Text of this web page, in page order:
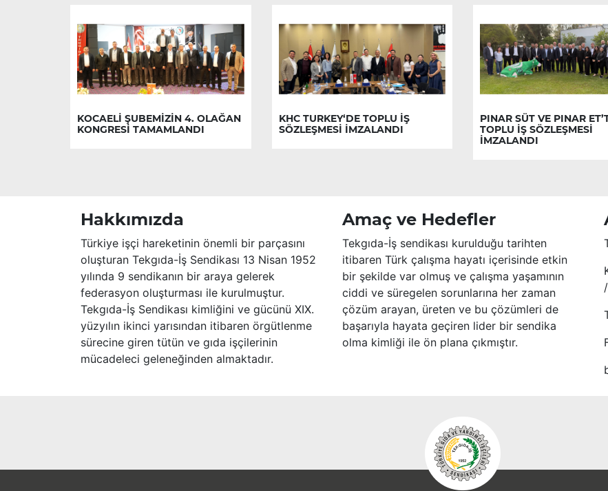
KOCAELİ ŞUBEMİZİN 4. OLAĞAN
KONGRESİ TAMAMLANDI
KHC TURKEY‘DE TOPLU İŞ
SÖZLEŞMESİ İMZALANDI
PINAR SÜT VE PINAR
TOPLU İŞ SÖZLEŞMESİ
İMZALANDI
Hakkımızda
Türkiye işçi hareketinin önemli bir parçasını
oluşturan Tekgıda-İş Sendikası 13 Nisan 1952
yılında 9 sendikanın bir araya gelerek
federasyon oluşturması ile kurulmuştur.
Tekgıda-İş Sendikası kimliğini ve gücünü XIX.
yüzyılın ikinci yarısından itibaren örgütlenme
sürecine giren tütün ve gıda işçilerinin
mücadeleci geleneğinden almaktadır.
Amaç ve Hedefler
Tekgıda-İş sendikası kurulduğu tarihten
itibaren Türk çalışma hayatı içerisinde etkin
bir şekilde var olmuş ve çalışma yaşamının
ciddi ve süregelen sorunlarına her zaman
çözüm arayan, üreten ve bu çözümleri de
başarıyla hayata geçiren lider bir sendika
olma kimliği ile ön plana çıkmıştır.